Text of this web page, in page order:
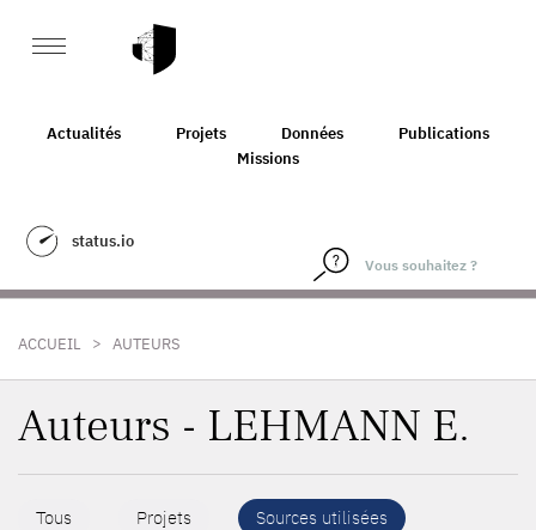
Actualités Projets Données
Publications
Missions
status.io
ACCUEIL > AUTEURS
Auteurs - LEHMANN E.
Tous Projets Sources utilisées